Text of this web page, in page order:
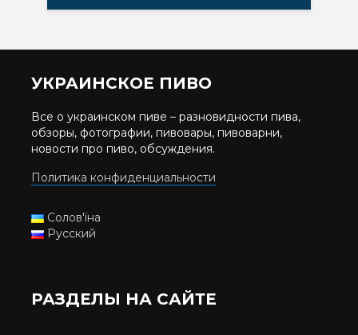
УКРАИНСКОЕ ПИВО
Все о украинском пиве – разновидности пива,
обзоры, фотографии, пивовары, пивоварни,
новости про пиво, обсуждения.
Политика конфиденциальности
Солов'їна
Русский
РАЗДЕЛЫ НА САЙТЕ